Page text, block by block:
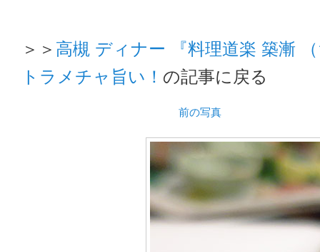
＞＞ 高槻 ディナー 『料理道楽 築漸
トラメチャ旨い！ の記事に戻る
前の写真